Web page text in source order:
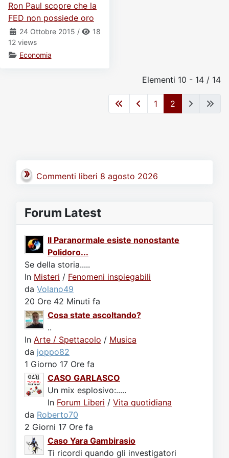
Ron Paul scopre che la
FED non possiede oro
24 Ottobre 2015 /
18
12 views
Economia
Elementi 10 - 14 / 14
1 2
Commenti liberi 8 agosto 2026
Forum Latest
Il Paranormale esiste nonostante
Polidoro...
Se della storia.....
In Misteri / Fenomeni inspiegabili
da Volano49
20 Ore 42 Minuti fa
Cosa state ascoltando?
..
In Arte / Spettacolo / Musica
da joppo82
1 Giorno 17 Ore fa
CASO GARLASCO
Un mix esplosivo:.....
In Forum Liberi / Vita quotidiana
da Roberto70
2 Giorni 17 Ore fa
Caso Yara Gambirasio
Ti ricordi quando gli investigatori